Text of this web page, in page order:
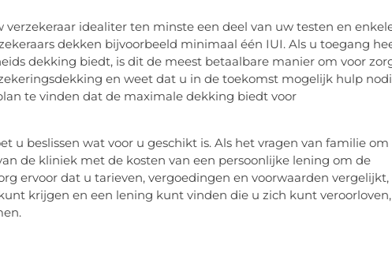
idealiter ten minste een deel van uw testen en
dekken bijvoorbeeld minimaal één IUI. Als u toegang
dekking biedt, is dit de meest betaalbare manier om voor
en weet dat u in de toekomst mogelijk hulp
te vinden dat de maximale dekking biedt voor
u beslissen wat voor u geschikt is. Als het vragen van familie om
de kliniek met de kosten van een persoonlijke lening om de
ervoor dat u tarieven, vergoedingen en voorwaarden vergelijkt,
krijgen en een lening kunt vinden die u zich kunt veroorloven,